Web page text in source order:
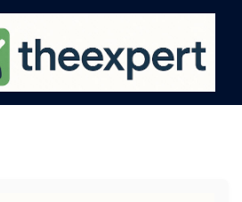
content